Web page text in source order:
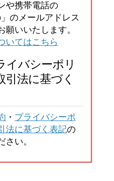
や携帯電話の
のメールアドレス
願いいたします。
いてはこちら
イバシーポリ
引法に基づく
・ プライバシーポ
法に基づく表記の
さい。